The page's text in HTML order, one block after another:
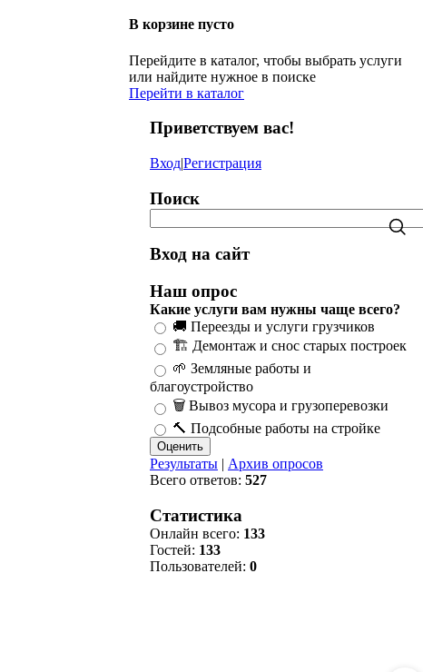
В корзине пусто
Перейдите в каталог, чтобы выбрать услуги
или найдите нужное в поиске
Перейти в каталог
Приветствуем вас!
Вход|Регистрация
Поиск
Вход на сайт
Наш опрос
Какие услуги вам нужны чаще всего?
🚚 Переезды и услуги грузчиков
🏗️ Демонтаж и снос старых построек
🌱 Земляные работы и
благоустройство
🗑️ Вывоз мусора и грузоперевозки
🔨 Подсобные работы на стройке
Результаты | Архив опросов
Всего ответов: 527
Статистика
Онлайн всего: 133
Гостей: 133
Пользователей: 0